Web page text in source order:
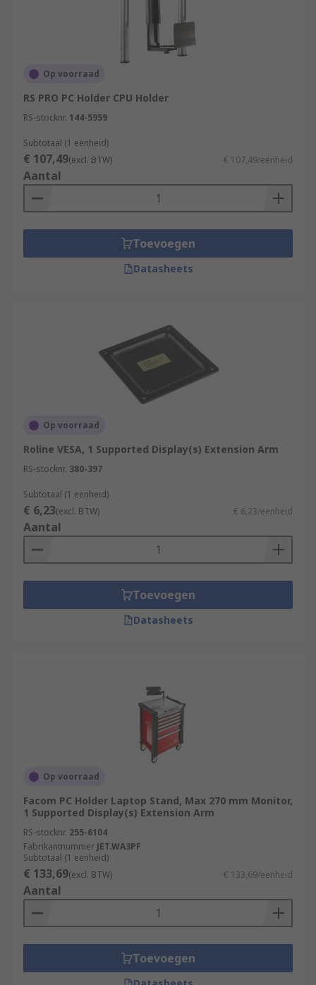
Op voorraad
RS PRO PC Holder CPU Holder
RS-stocknr. 144-5959
Subtotaal (1 eenheid)
€ 107,49(excl. BTW) € 107,49/eenheid
Aantal
Toevoegen
Datasheets
Op voorraad
Roline VESA, 1 Supported Display(s) Extension Arm
RS-stocknr. 380-397
Subtotaal (1 eenheid)
€ 6,23(excl. BTW) € 6,23/eenheid
Aantal
Toevoegen
Datasheets
Op voorraad
Facom PC Holder Laptop Stand, Max 270 mm Monitor,
1 Supported Display(s) Extension Arm
RS-stocknr. 255-6104
Fabrikantnummer JET.WA3PF
Subtotaal (1 eenheid)
€ 133,69(excl. BTW) € 133,69/eenheid
Aantal
Toevoegen